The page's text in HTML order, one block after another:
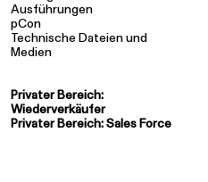
Ausführungen
pCon
Technische Dateien und
Medien
Privater Bereich:
Wiederverkäufer
Privater Bereich: Sales Force